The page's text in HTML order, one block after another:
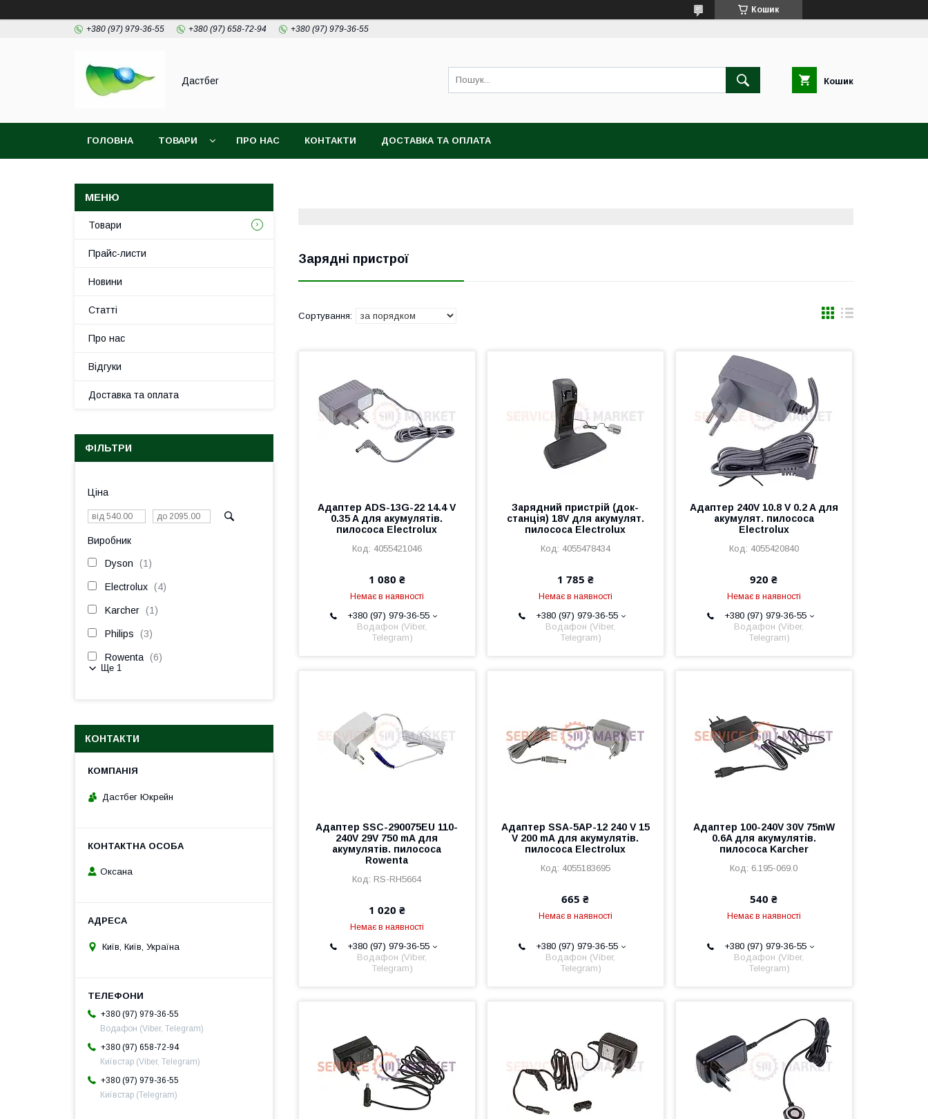
Кошик
+380 (97) 979-36-55 +380 (97) 658-72-94 +380 (97) 979-36-55
Дастбег Кошик
ГОЛОВНА ТОВАРИ ПРО НАС КОНТАКТИ ДОСТАВКА ТА ОПЛАТА
Зарядні пристрої
Адаптер ADS-13G-22 14.4 V
0.35 A для акумулятів.
пилососа Electrolux
4055421046
1 080 ₴
Немає в наявності
+380 (97) 979-36-55
Водафон (Viber,
Telegram)
Зарядний пристрій (док-
станція) 18V для акумулят.
пилососа Electrolux
4055478434
1 785 ₴
Немає в наявності
+380 (97) 979-36-55
Водафон (Viber,
Telegram)
Адаптер 240V 10.8 V 0.2 A для
акумулят. пилососа
Electrolux
4055420840
920 ₴
Немає в наявності
+380 (97) 979-36-55
Водафон (Viber,
Telegram)
Адаптер SSC-290075EU 110-
240V 29V 750 mA для
акумулятів. пилососа
Rowenta
RS-RH5664
1 020 ₴
Немає в наявності
+380 (97) 979-36-55
Водафон (Viber,
Telegram)
Адаптер SSA-5AP-12 240 V 15
V 200 mA для акумулятів.
пилососа Electrolux
4055183695
665 ₴
Немає в наявності
+380 (97) 979-36-55
Водафон (Viber,
Telegram)
Адаптер 100-240V 30V 75mW
0.6A для акумулятів.
пилососа Karcher
6.195-069.0
540 ₴
Немає в наявності
+380 (97) 979-36-55
Водафон (Viber,
Telegram)
Товари
Прайс-листи
Новини
Статті
Про нас
Відгуки
Доставка та оплата
ФІЛЬТРИ
Ціна
Виробник
Dyson 1
Electrolux 4
Karcher 1
Philips 3
Rowenta 6
Ще 1
КОНТАКТИ
Дастбег Юкрейн
Оксана
Київ, Київ, Україна
+380 (97) 979-36-55
Водафон (Viber, Telegram)
+380 (97) 658-72-94
Київстар (Viber, Telegram)
+380 (97) 979-36-55
Київстар (Telegram)